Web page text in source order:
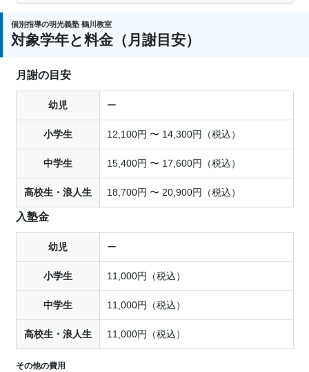
個別指導の明光義塾 鶴川教室
対象学年と料金（月謝目安）
月謝の目安
幼児 ー
小学生 12,100円 〜 14,300円（税込）
中学生 15,400円 〜 17,600円（税込）
高校生・浪人生 18,700円 〜 20,900円（税込）
入塾金
幼児 ー
小学生 11,000円（税込）
中学生 11,000円（税込）
高校生・浪人生 11,000円（税込）
その他の費用